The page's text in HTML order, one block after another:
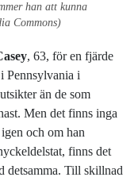
han att kunna
Commons)
, 63, för en fjärde
Pennsylvania i
än de som
Men det finns inga
och om han
finns det
detsamma. Till skillnad